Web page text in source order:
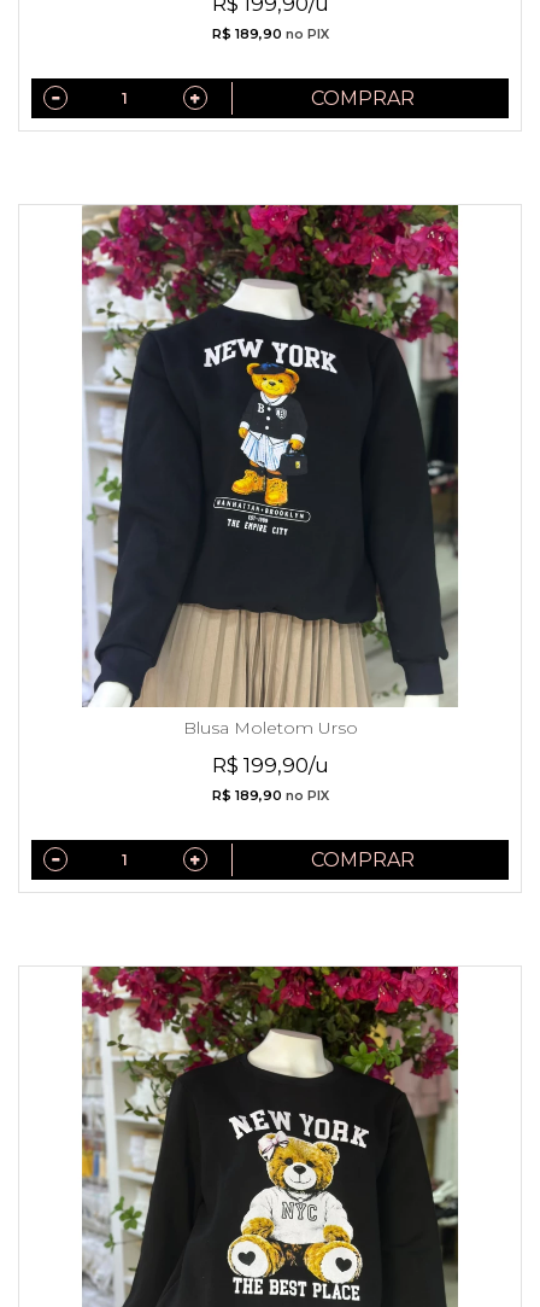
R$ 189,90 no PIX
COMPRAR
Blusa Moletom Urso
R$ 199,90/u
R$ 189,90 no PIX
COMPRAR